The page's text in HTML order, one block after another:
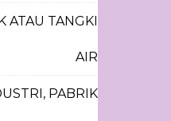
ATAU TANGKI
AIR
PABRIK